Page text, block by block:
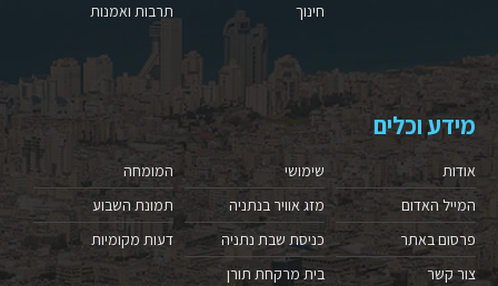
חינוך
תרבות ואמנות
מידע וכלים
אודות
המייל האדום
פרסום באתר
צור קשר
שימושי
מזג אוויר בנתניה
כניסת שבת נתניה
בית מרקחת תורן
המומחה
תמונת השבוע
דעות מקומיות